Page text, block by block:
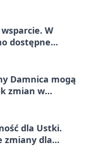
W
dostępne
Damnica mogą
zmian w
dla Ustki.
zmiany dla